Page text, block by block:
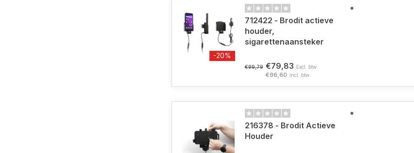
-20%
712422 - Brodit actieve
houder,
sigarettenaansteker
€99,79 €79,83 Excl. btw
€96,60 Incl. btw
216378 - Brodit Actieve
Houder